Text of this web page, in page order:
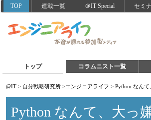
TOP 連載一覧 ＠IT Special セミ
トップ コラムニスト一覧
@IT > 自分戦略研究所 >エンジニアライフ > Python なんて
Python なんて、大っ